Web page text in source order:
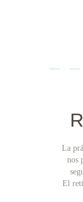
La
nos
El